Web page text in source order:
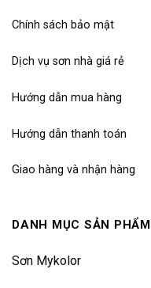
Chính sách bảo mật
Dịch vụ sơn nhà giá rẻ
Hướng dẫn mua hàng
Hướng dẫn thanh toán
Giao hàng và nhận hàng
DANH MỤC SẢN PHẨM
Sơn Mykolor